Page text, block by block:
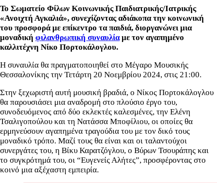
Το Σωματείο Φίλων Κοινωνικής Παιδιατρικής/Ιατρικής
«Ανοιχτή Αγκαλιά», συνεχίζοντας αδιάκοπα την κοινωνική
του προσφορά με επίκεντρο τα παιδιά, διοργανώνει μια
μοναδική φιλανθρωπική συναυλίαμε τον αγαπημένο
καλλιτέχνη Νίκο Πορτοκάλογλου.
Η συναυλία θα πραγματοποιηθεί στο Μέγαρο Μουσικής
Θεσσαλονίκης την Τετάρτη 20 Νοεμβρίου 2024, στις 21:00.
Στην ξεχωριστή αυτή μουσική βραδιά, ο Νίκος Πορτοκάλογλου
θα παρουσιάσει μια αναδρομή στο πλούσιο έργο του,
συνοδευόμενος από δύο εκλεκτές καλεσμένες, την Ελένη
Τσαλιγοπούλου και τη Νατάσσα Μποφίλιου, οι οποίες θα
ερμηνεύσουν αγαπημένα τραγούδια του με τον δικό τους
μοναδικό τρόπο. Μαζί τους θα είναι και οι ταλαντούχοι
συνεργάτες του, η Βίκυ Καρατζόγλου, ο Βύρων Τσουράπης και
το συγκρότημά του, οι “Ευγενείς Αλήτες”, προσφέροντας στο
κοινό μια αξέχαστη εμπειρία.